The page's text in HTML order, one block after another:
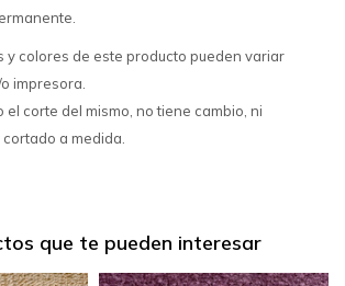
y colores de este producto pueden variar
impresora.
el corte del mismo, no tiene cambio, ni
a medida.
que te pueden interesar